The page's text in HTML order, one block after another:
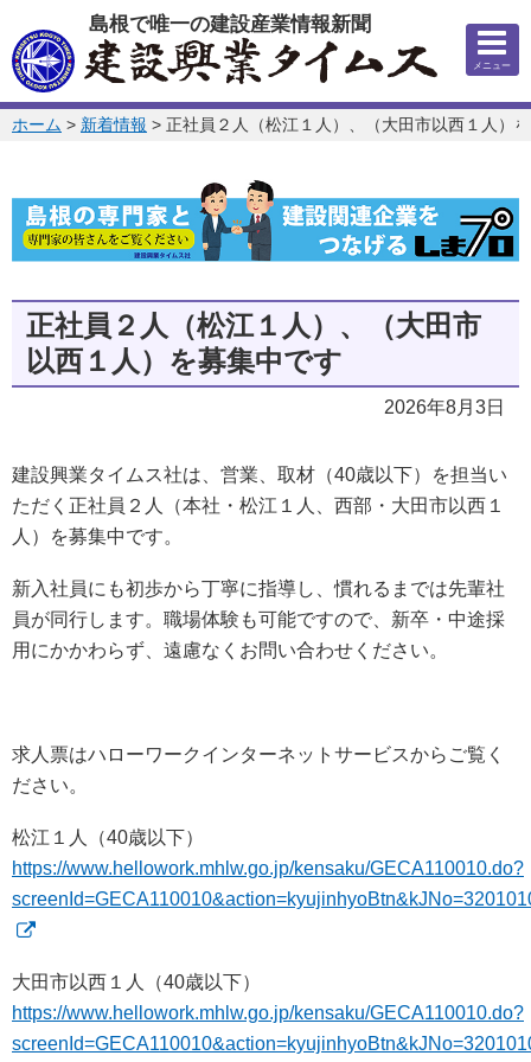
このページの本文へ
島根で唯一の建設産業情報新聞
メニュー
このページの位置:
ホーム > 新着情報 > 正社員２人（松江１人）、（大田市以西１人）
正社員２人（松江１人）、（大田市
以西１人）を募集中です
2026年8月3日
建設興業タイムス社は、営業、取材（40歳以下）を担当い
ただく正社員２人（本社・松江１人、西部・大田市以西１
人）を募集中です。
新入社員にも初歩から丁寧に指導し、慣れるまでは先輩社
員が同行します。職場体験も可能ですので、新卒・中途採
用にかかわらず、遠慮なくお問い合わせください。
求人票はハローワークインターネットサービスからご覧く
ださい。
松江１人（40歳以下）
https://www.hellowork.mhlw.go.jp/kensaku/GECA110010.do?
大田市以西１人（40歳以下）
https://www.hellowork.mhlw.go.jp/kensaku/GECA110010.do?